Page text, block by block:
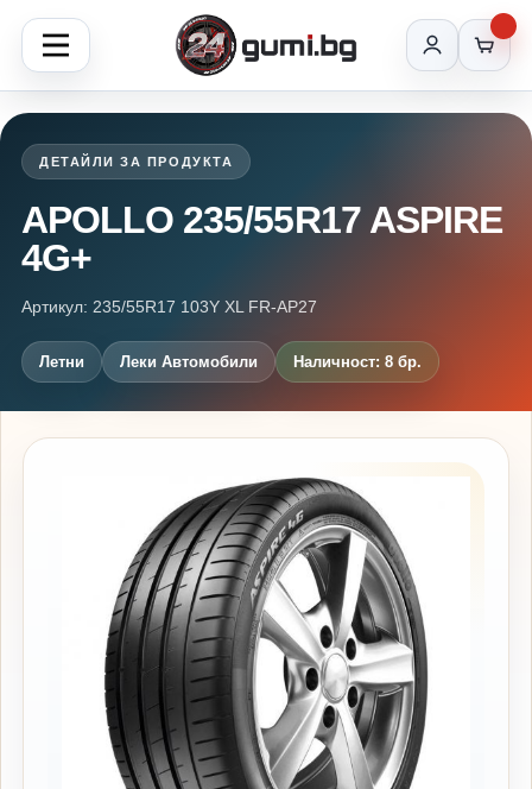
ДЕТАЙЛИ ЗА ПРОДУКТА
APOLLO 235/55R17 ASPIRE
4G+
Артикул: 235/55R17 103Y XL FR-AP27
Летни Леки Автомобили Наличност: 8 бр.